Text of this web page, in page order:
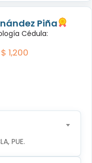
Piña
Cédula:
$ 1,200
PUE.